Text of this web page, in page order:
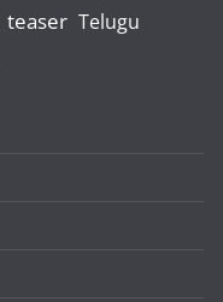
teaser Telugu